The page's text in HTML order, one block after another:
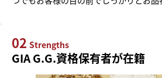
02 Strengths
GIA G.G.資格保有者が在籍